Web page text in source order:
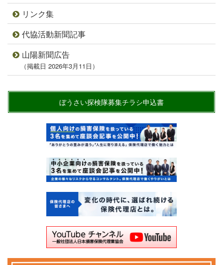
リンク集
代協活動新聞記事
山陽新聞広告
（掲載日 2026年3月11日）
ぼうさい探検隊募集チラシ申込書